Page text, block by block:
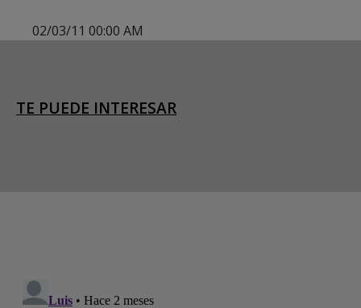
02/03/11 00:00 AM
TE PUEDE INTERESAR